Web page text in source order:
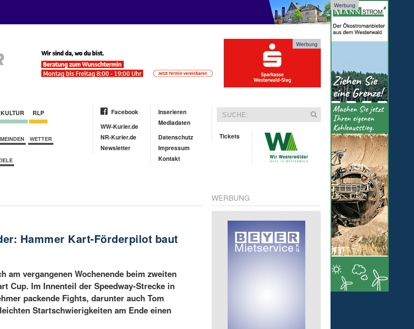
Werbung
Werbung
KULTUR RLP
WETTER
Facebook
WW-Kurier.de
NR-Kurier.de
Newsletter
Inserieren
Mediadaten
Datenschutz
Impressum
Kontakt
Tickets
Hammer Kart-Förderpilot baut
am vergangenen Wochenende beim zweiten
Cup. Im Innenteil der Speedway-Strecke in
packende Fights, darunter auch Tom
Startschwierigkeiten am Ende einen
WERBUNG